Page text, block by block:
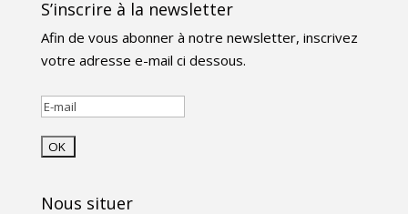
S’inscrire à la newsletter
Afin de vous abonner à notre newsletter, inscrivez
votre adresse e-mail ci dessous.
Nous situer